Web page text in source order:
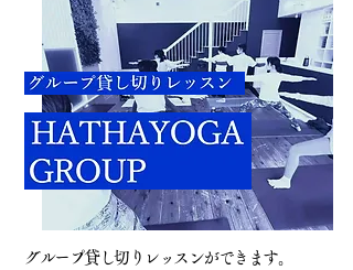
グループ貸し切りレッスンができます。